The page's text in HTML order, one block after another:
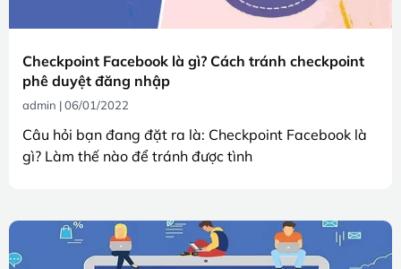
Checkpoint Facebook là gì? Cách tránh checkpoint
phê duyệt đăng nhập
admin 06/01/2022
Câu hỏi bạn đang đặt ra là: Checkpoint Facebook là
gì? Làm thế nào để tránh được tình